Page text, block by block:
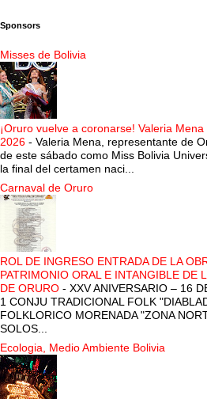
Sponsors
Misses de Bolivia
¡Oruro vuelve a coronarse! Valeria
2026 - Valeria Mena, representante de
de este sábado como Miss Bolivia
la final del certamen naci...
Carnaval de Oruro
ROL DE INGRESO ENTRADA DE LA
PATRIMONIO ORAL E INTANGIBLE DE
DE ORURO - XXV ANIVERSARIO – 16
1 CONJU TRADICIONAL FOLK
FOLKLORICO MORENADA "ZONA
SOLOS...
Ecologia, Medio Ambiente Bolivia